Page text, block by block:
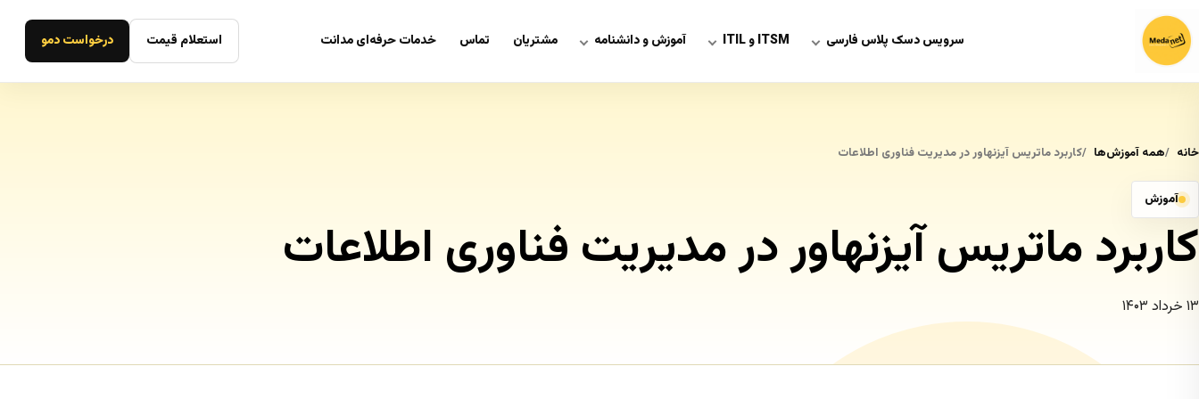
سرویس دسک پلاس فارسی ITSM و ITIL آموزش و دانشنامه مشتریان تماس خدمات حرفه‌ای مدانت استعلام قیمت درخواست دمو
خانه همه آموزش‌ها کاربرد ماتریس آیزنهاور در مدیریت فناوری اطلاعات
آموزش
کاربرد ماتریس آیزنهاور در مدیریت فناوری اطلاعات
۱۳ خرداد ۱۴۰۳